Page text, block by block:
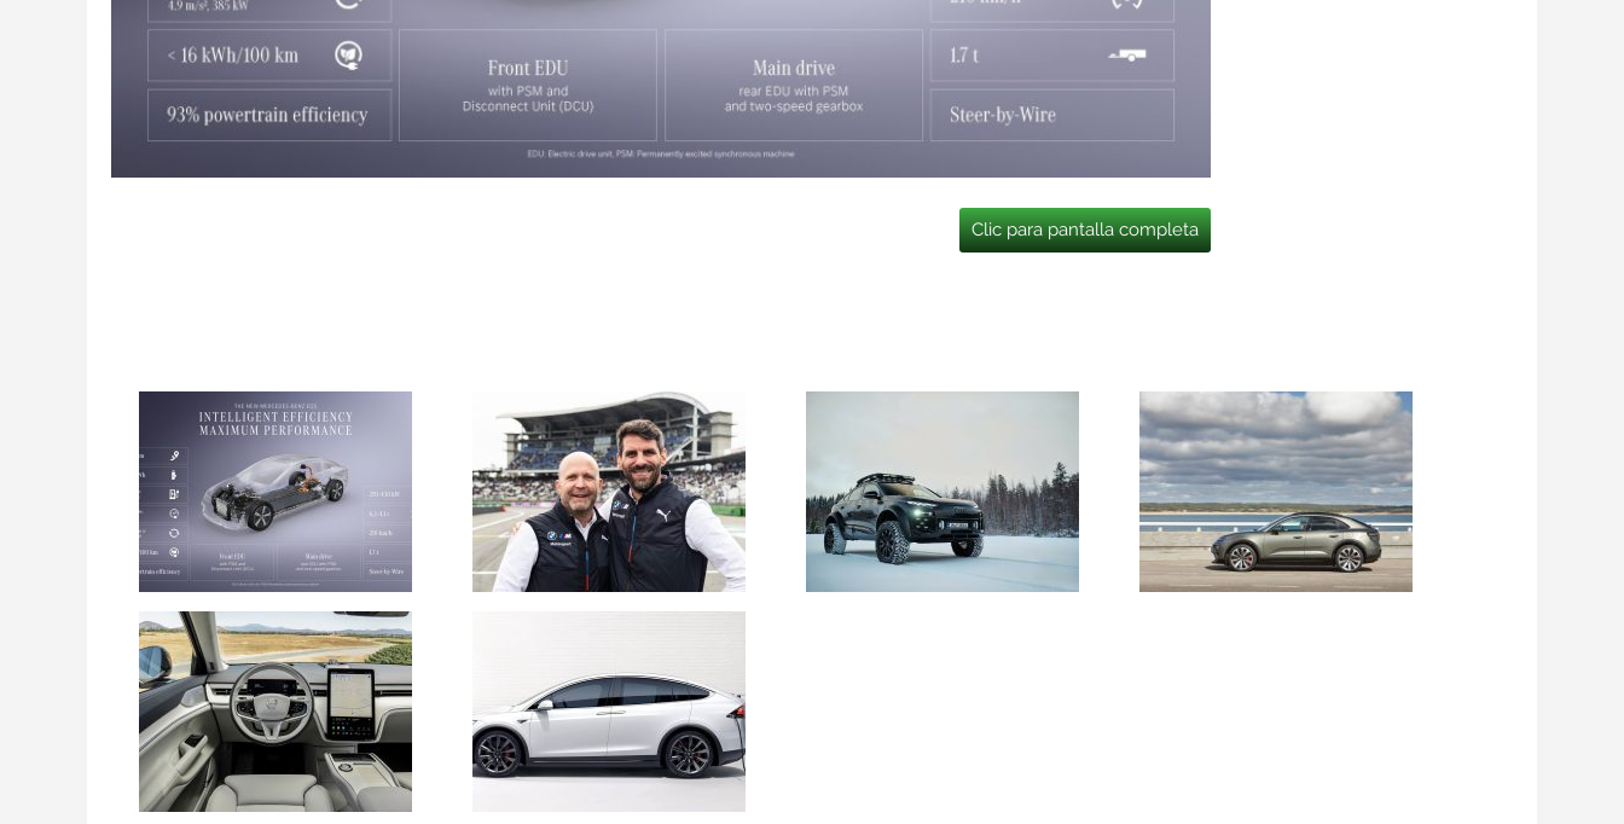
Clic para pantalla completa